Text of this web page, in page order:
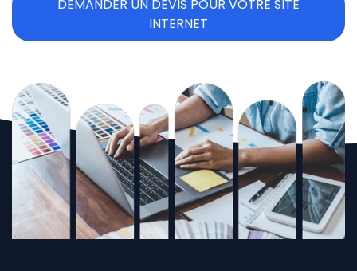
DEMANDER UN DEVIS POUR VOTRE SITE
INTERNET